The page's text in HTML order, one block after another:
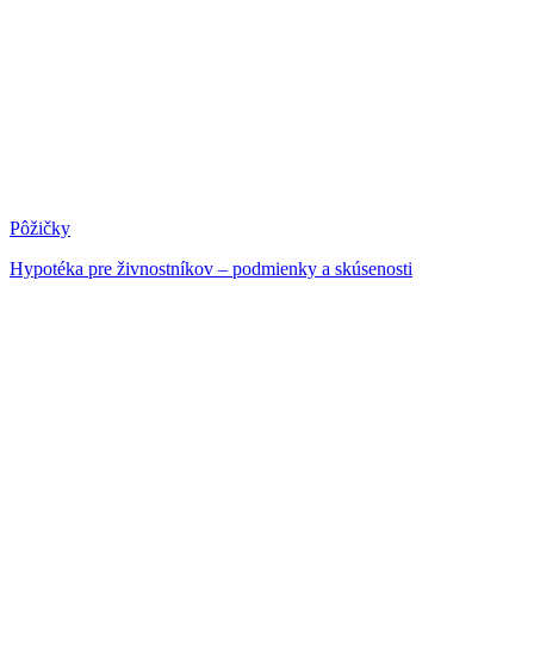
Pôžičky
Hypotéka pre živnostníkov – podmienky a skúsenosti